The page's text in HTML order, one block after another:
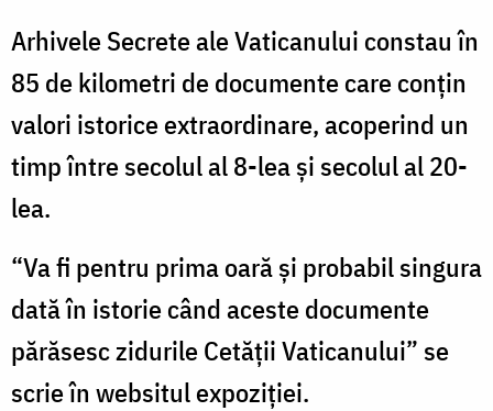
Arhivele Secrete ale Vaticanului constau în
85 de kilometri de documente care conţin
valori istorice extraordinare, acoperind un
timp între secolul al 8-lea şi secolul al 20-
lea.
“Va fi pentru prima oară şi probabil singura
dată în istorie când aceste documente
părăsesc zidurile Cetăţii Vaticanului” se
scrie în websitul expoziţiei.